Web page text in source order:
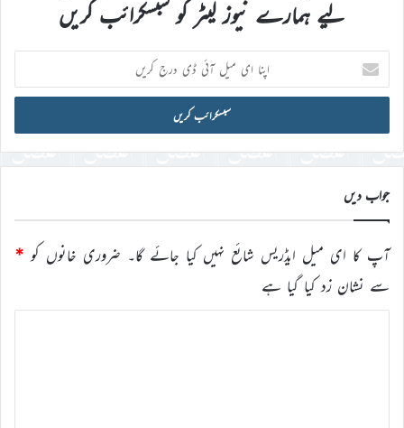
لیے ہمارے نیوز لیٹر کو سبسکرائب کریں
اپنا
ای
میل
ڈی
درج
کریں
جواب دیں
آپ کا ای میل ایڈریس شائع نہیں کیا جائے گا۔ ضروری خانوں کو *
سے نشان زد کیا گیا ہے